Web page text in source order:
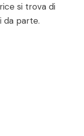
si trova di
da parte.